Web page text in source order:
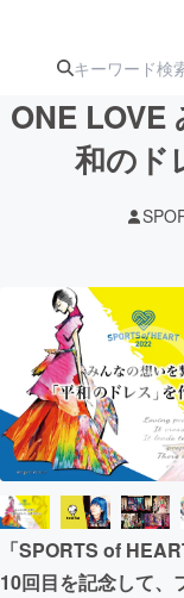
ターン
アート
テクノ
映像・
ビジネ
まちづ
ONE LOVE
和のド
「SPORTS of
10回目を記念して、